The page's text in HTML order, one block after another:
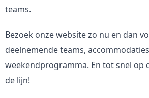
teams.
Bezoek onze website zo nu en dan
deelnemende teams,
weekendprogramma. En tot snel op
de lijn!